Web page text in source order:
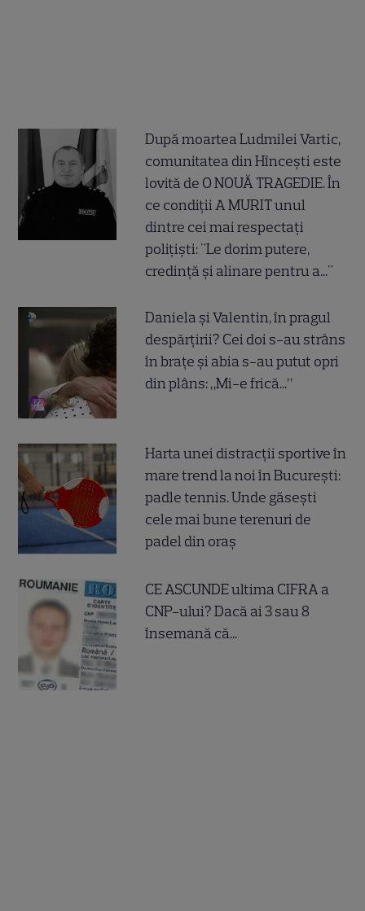
După moartea Ludmilei Vartic,
comunitatea din Hîncești este
lovită de O NOUĂ TRAGEDIE. În
ce condiții A MURIT unul
dintre cei mai respectați
polițiști: "Le dorim putere,
credință și alinare pentru a..."
Daniela și Valentin, în pragul
despărțirii? Cei doi s-au strâns
în brațe și abia s-au putut opri
din plâns: „Mi-e frică...”
Harta unei distracții sportive în
mare trend la noi în București:
padle tennis. Unde găsești
cele mai bune terenuri de
padel din oraș
CE ASCUNDE ultima CIFRA a
CNP-ului? Dacă ai 3 sau 8
însemană că...